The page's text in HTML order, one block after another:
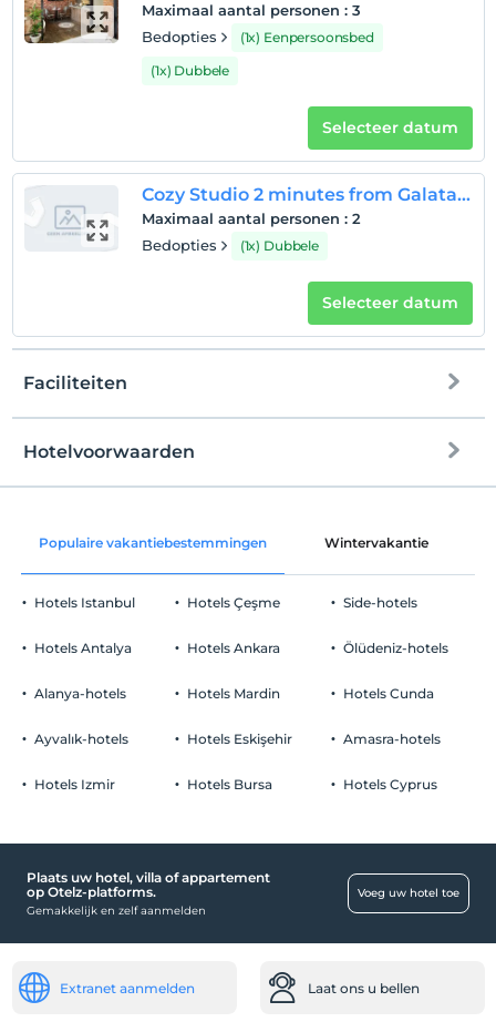
Maximaal aantal personen : 3
Bedopties
(1x) Eenpersoonsbed
(1x) Dubbele
Selecteer datum
Cozy Studio 2 minutes from Galataport
Maximaal aantal personen : 2
Bedopties
(1x) Dubbele
Selecteer datum
Faciliteiten
Hotelvoorwaarden
Check in
Uitchecken
Voor 11:00
huisdier
Baby's jonger dan 2 worden niet in rekening gebracht
Populaire vakantiebestemmingen Wintervakantie
Hotels Istanbul
Hotels Antalya
Alanya-hotels
Ayvalık-hotels
Hotels Izmir
Hotels Çeşme
Hotels Ankara
Hotels Mardin
Hotels Eskişehir
Hotels Bursa
Side-hotels
Ölüdeniz-hotels
Hotels Cunda
Amasra-hotels
Hotels Cyprus
Plaats uw hotel, villa of appartement
op Otelz-platforms.
Gemakkelijk en zelf aanmelden
Voeg uw hotel toe
Extranet aanmelden Laat ons u bellen